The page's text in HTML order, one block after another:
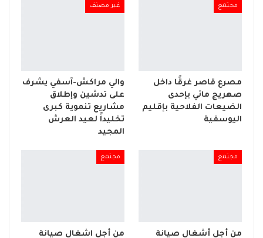
مجتمع
مصرع قاصر غرقًا داخل
صهريج مائي بإحدى
الضيعات الفلاحية بإقليم
اليوسفية
غير مصنف
والي مراكش-آسفي يشرف
على تدشين وإطلاق
مشاريع تنموية كبرى
تخليداً لعيد العرش
المجيد
مجتمع
من أجل أشغال صيانة
مجتمع
من أجل اشغال صيانة